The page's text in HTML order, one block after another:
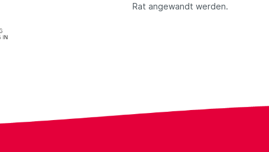
Rat angewandt werden.